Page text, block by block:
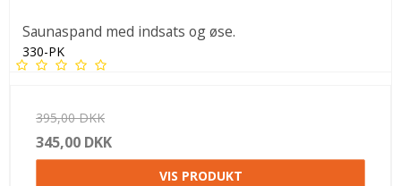
Saunaspand med indsats og øse.
330-PK
395,00 DKK
345,00 DKK
VIS PRODUKT